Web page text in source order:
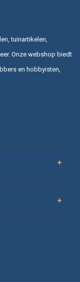
tuinartikelen,
Onze webshop biedt
en hobbyisten,